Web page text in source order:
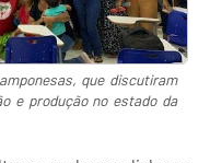
que discutiram
e produção no estado da